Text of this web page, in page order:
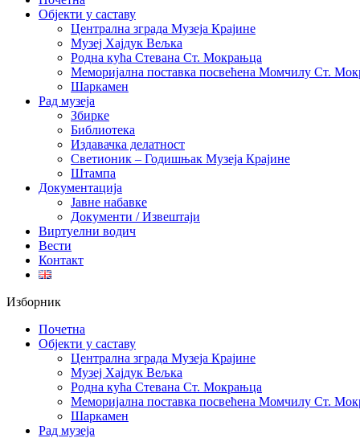
Објекти у саставу
Централна зграда Музеја Крајине
Музеј Хајдук Вељка
Родна кућа Стевана Ст. Мокрањца
Меморијална поставка посвећена Момчилу Ст.
Шаркамен
Рад музеја
Збирке
Библиотека
Издавачка делатност
Светионик – Годишњак Музеја Крајине
Штампа
Документација
Јавне набавке
Документи / Извештаји
Виртуелни водич
Вести
Контакт
Изборник
Почетна
Објекти у саставу
Централна зграда Музеја Крајине
Музеј Хајдук Вељка
Родна кућа Стевана Ст. Мокрањца
Меморијална поставка посвећена Момчилу Ст.
Шаркамен
Рад музеја